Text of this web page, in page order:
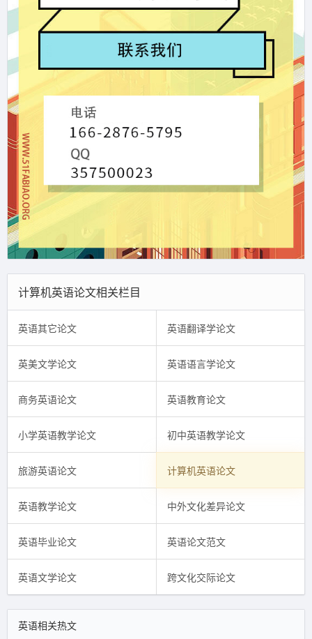
计算机英语论文相关栏目
英语其它论文 英语翻译学论文
英美文学论文 英语语言学论文
商务英语论文 英语教育论文
小学英语教学论文 初中英语教学论文
旅游英语论文 计算机英语论文
英语教学论文 中外文化差异论文
英语毕业论文 英语论文范文
英语文学论文 跨文化交际论文
英语相关热文